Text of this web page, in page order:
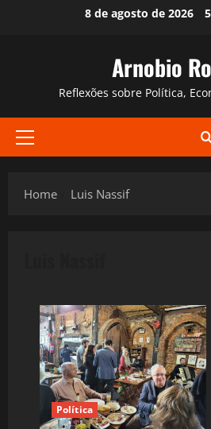
8 de agosto de 2026
Arnobio
Reflexões sobre Política,
Primary
Home Luis Nassif
Política